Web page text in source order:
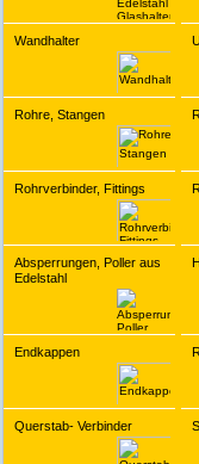
Wandhalter
Rohre, Stangen
Rohrverbinder, Fittings
Absperrungen, Poller aus
Edelstahl
Endkappen
Querstab- Verbinder